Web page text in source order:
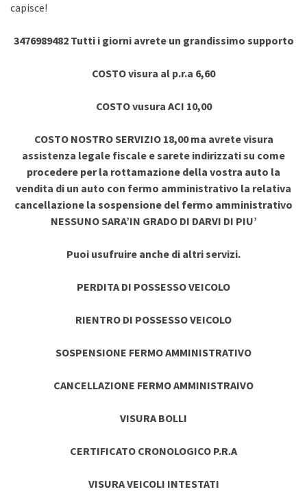
capisce!
3476989482 Tutti i giorni avrete un grandissimo supporto
COSTO visura al p.r.a 6,60
COSTO vusura ACI 10,00
COSTO NOSTRO SERVIZIO 18,00 ma avrete visura
assistenza legale fiscale e sarete indirizzati su come
procedere per la rottamazione della vostra auto la
vendita di un auto con fermo amministrativo la relativa
cancellazione la sospensione del fermo amministrativo
NESSUNO SARA’IN GRADO DI DARVI DI PIU’
Puoi usufruire anche di altri servizi.
PERDITA DI POSSESSO VEICOLO
RIENTRO DI POSSESSO VEICOLO
SOSPENSIONE FERMO AMMINISTRATIVO
CANCELLAZIONE FERMO AMMINISTRAIVO
VISURA BOLLI
CERTIFICATO CRONOLOGICO P.R.A
VISURA VEICOLI INTESTATI